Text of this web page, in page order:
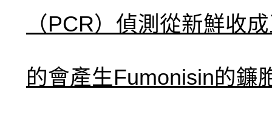
（PCR）偵測從新鮮收
的會產生Fumonisin的鐮